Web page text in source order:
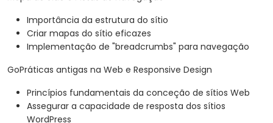
Importância da estrutura do sítio
Criar mapas do sítio eficazes
Implementação de "breadcrumbs" para navegação
GoPráticas antigas na Web e Responsive Design
Princípios fundamentais da conceção de sítios Web
Assegurar a capacidade de resposta dos sítios
WordPress